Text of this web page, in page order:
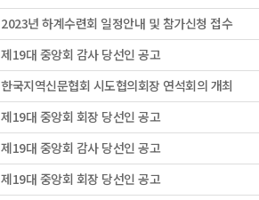
2023년 하계수련회 일정안내 및 참가신청 접수
제19대 중앙회 감사 당선인 공고
한국지역신문협회 시도협의회장 연석회의 개최
제19대 중앙회 회장 당선인 공고
제19대 중앙회 감사 당선인 공고
제19대 중앙회 회장 당선인 공고